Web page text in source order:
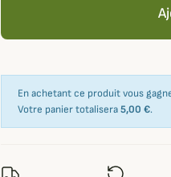
En achetant ce produit vous
Votre panier totalisera5,00 €.